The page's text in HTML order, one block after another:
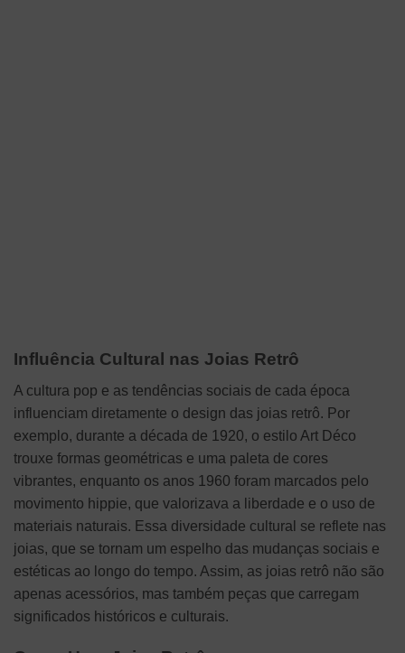
Influência Cultural nas Joias Retrô
A cultura pop e as tendências sociais de cada época
influenciam diretamente o design das joias retrô. Por
exemplo, durante a década de 1920, o estilo Art Déco
trouxe formas geométricas e uma paleta de cores
vibrantes, enquanto os anos 1960 foram marcados pelo
movimento hippie, que valorizava a liberdade e o uso de
materiais naturais. Essa diversidade cultural se reflete nas
joias, que se tornam um espelho das mudanças sociais e
estéticas ao longo do tempo. Assim, as joias retrô não são
apenas acessórios, mas também peças que carregam
significados históricos e culturais.